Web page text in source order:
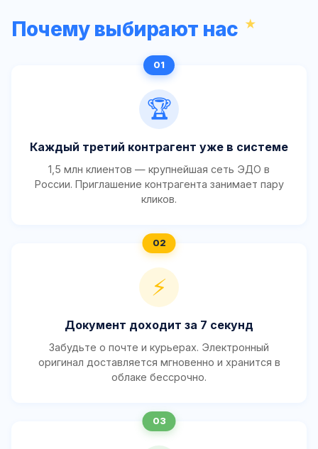
Почему выбирают нас
🏆
Каждый третий контрагент уже в системе
1,5 млн клиентов — крупнейшая сеть ЭДО в
России. Приглашение контрагента занимает пару
кликов.
⚡
Документ доходит за 7 секунд
Забудьте о почте и курьерах. Электронный
оригинал доставляется мгновенно и хранится в
облаке бессрочно.